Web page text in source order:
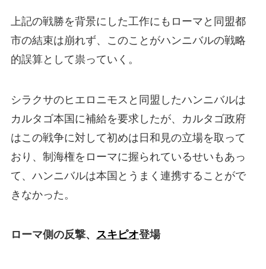
上記の戦勝を背景にした工作にもローマと同盟都
市の結束は崩れず、このことがハンニバルの戦略
的誤算として祟っていく。
シラクサのヒエロニモスと同盟したハンニバルは
カルタゴ本国に補給を要求したが、カルタゴ政府
はこの戦争に対して初めは日和見の立場を取って
おり、制海権をローマに握られているせいもあっ
て、ハンニバルは本国とうまく連携することがで
きなかった。
ローマ側の反撃、 スキピオ登場